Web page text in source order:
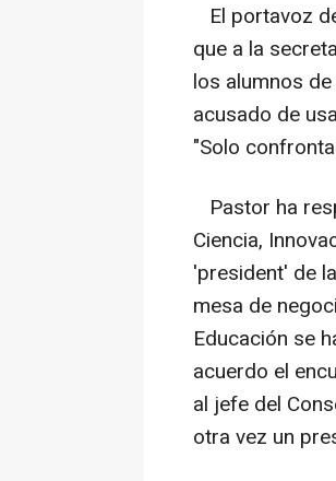
El portavoz
que a la
los alumnos
acusado de
"Solo
Pastor ha
Ciencia,
'president' de
mesa de
Educación se
acuerdo el
al jefe del
otra vez un